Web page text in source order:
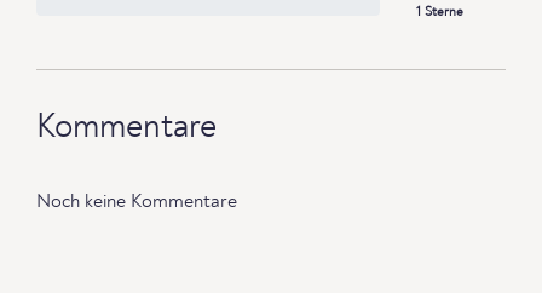
1 Sterne
Kommentare
Noch keine Kommentare